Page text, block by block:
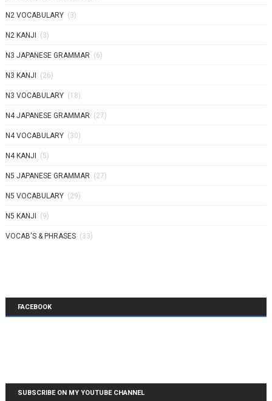
N2 VOCABULARY (3)
N2 KANJI (3)
N3 JAPANESE GRAMMAR (6)
N3 KANJI (26)
N3 VOCABULARY (18)
N4 JAPANESE GRAMMAR (27)
N4 VOCABULARY (30)
N4 KANJI (5)
N5 JAPANESE GRAMMAR (27)
N5 VOCABULARY (29)
N5 KANJI (9)
VOCAB'S & PHRASES (33)
FACEBOOK
SUBSCRIBE ON MY YOUTUBE CHANNEL